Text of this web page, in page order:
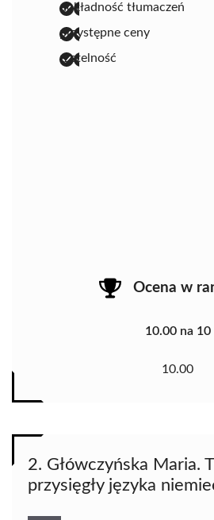
dokładność tłumaczeń
przystępne ceny
rzetelność
Ocena w
10.00 na 10
10.00
2. Główczyńska Maria.
przysięgły języka